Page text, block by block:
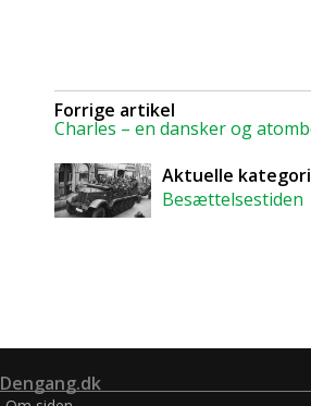
Forrige artikel
Charles – en dansker og
Aktuelle kategori
Besættelsestiden
Dengang.dk